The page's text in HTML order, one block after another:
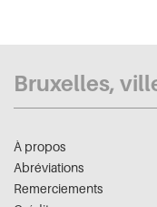
Bruxelles,
À propos
Abréviations
Remerciements